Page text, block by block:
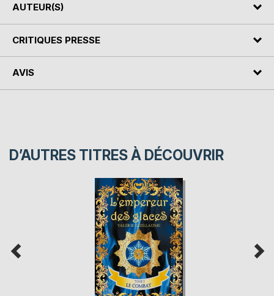
AUTEUR(S)
CRITIQUES PRESSE
AVIS
D’AUTRES TITRES À DÉCOUVRIR